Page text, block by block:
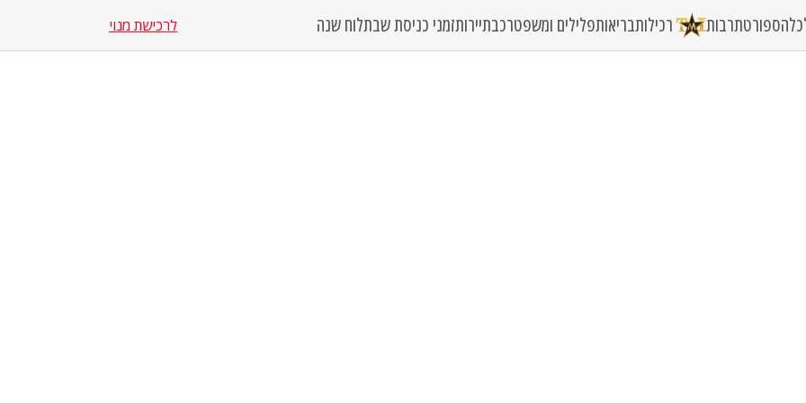
ספורטתרבות רכילותבריאותפלילים ומשפטרכבתיירותזמני כניסת שבתלוח שנה לרכישת מנוי